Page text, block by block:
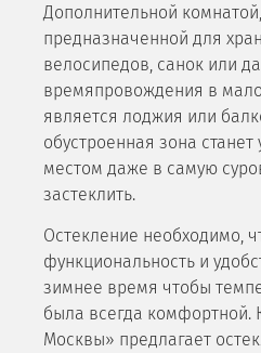
Дополнительной
предназначенной для
велосипедов, санок или
времяпровождения в
является лоджия или
обустроенная зона
местом даже в самую
застеклить.
Остекление необходимо,
функциональность и
зимнее время чтобы
была всегда комфортной.
Москвы» предлагает